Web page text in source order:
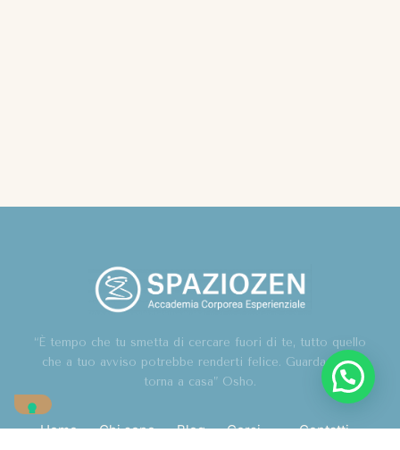
“È tempo che tu smetta di cercare fuori di te, tutto quello
che a tuo avviso potrebbe renderti felice. Guarda in te,
torna a casa” Osho.
Home Chi sono Blog Corsi Contatti